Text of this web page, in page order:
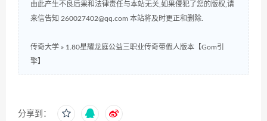
由此产生不良后果和法律责任与本站无关,如果侵犯了您的版权,请
来信告知 260027402@qq.com 本站将及时更正和删除.
传奇大学 » 1.80星耀龙庭公益三职业传奇带假人版本【Gom引
擎】
分享到：